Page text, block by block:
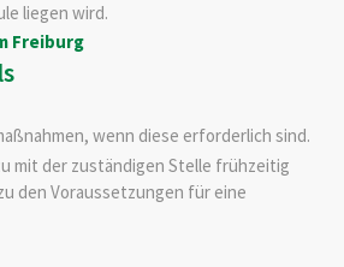
liegen wird.
Freiburg
wenn diese erforderlich sind.
mit der zuständigen Stelle frühzeitig
den Voraussetzungen für eine